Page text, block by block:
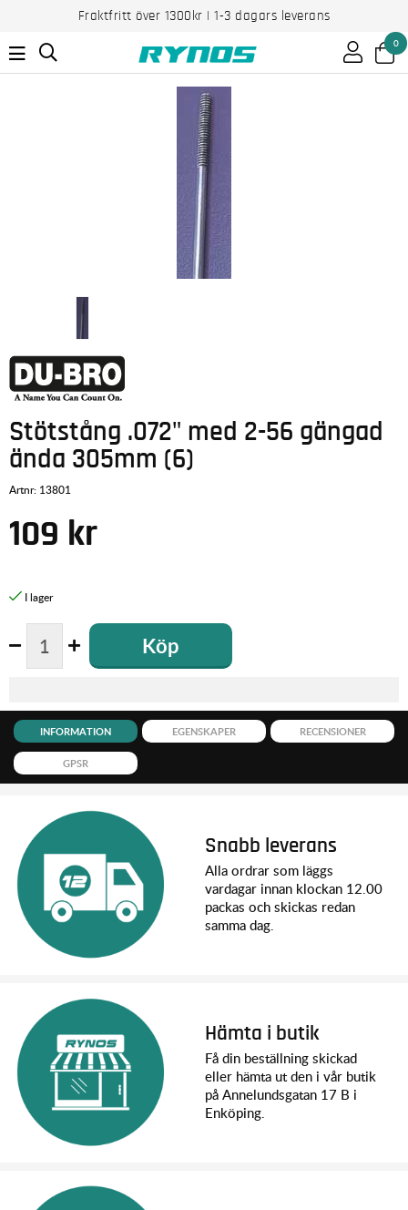
Fraktfritt över 1300kr | 1-3 dagars leverans
0
Stötstång .072" med 2-56 gängad
ända 305mm (6)
Artnr: 13801
109 kr
Köp
INFORMATION EGENSKAPER RECENSIONER
GPSR
Snabb leverans
Alla ordrar som läggs
vardagar innan klockan 12.00
packas och skickas redan
samma dag.
Hämta i butik
Få din beställning skickad
eller hämta ut den i vår butik
på Annelundsgatan 17 B i
Enköping.